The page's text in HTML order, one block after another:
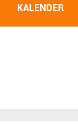
KALENDER